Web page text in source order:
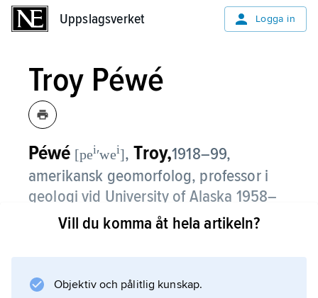
Uppslagsverket Logga in
Troy Péwé
Péwé [peiʹwei], Troy,1918–99,
amerikansk geomorfolog, professor i
geologi vid University of Alaska 1958–
65 och vid Arizona State University
klimatindikatorer, och han gav bl.a. ut
Vill du komma åt hela artikeln?
Objektiv och pålitlig kunskap.